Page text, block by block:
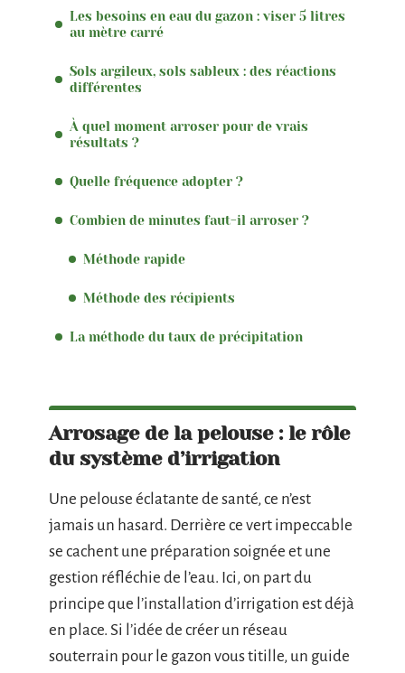
Les besoins en eau du gazon : viser 5 litres
au mètre carré
Sols argileux, sols sableux : des réactions
différentes
À quel moment arroser pour de vrais
résultats ?
Quelle fréquence adopter ?
Combien de minutes faut-il arroser ?
Méthode rapide
Méthode des récipients
La méthode du taux de précipitation
Arrosage de la pelouse : le rôle
du système d’irrigation
Une pelouse éclatante de santé, ce n’est
jamais un hasard. Derrière ce vert impeccable
se cachent une préparation soignée et une
gestion réfléchie de l’eau. Ici, on part du
principe que l’installation d’irrigation est déjà
en place. Si l’idée de créer un réseau
souterrain pour le gazon vous titille, un guide